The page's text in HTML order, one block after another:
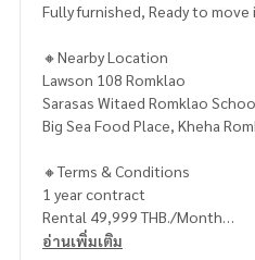
Fully furnished, Ready to move
🔸Nearby Location
Lawson 108 Romklao
Sarasas Witaed Romklao
Big Sea Food Place, Kheha
🔸Terms & Conditions
1 year contract
Rental 49,999 THB./Month
2 months deposit
อ่านเพิ่มเติม